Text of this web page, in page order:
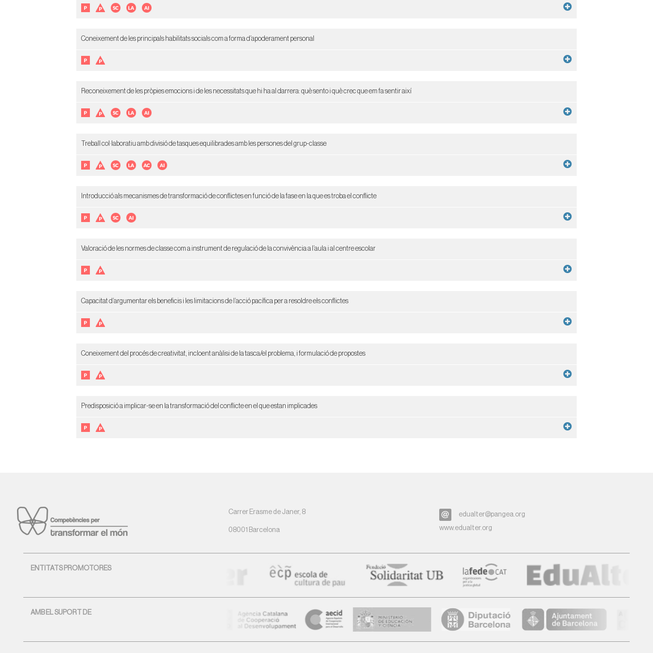
Coneixement de les principals habilitats socials com a forma d’apoderament personal
Reconeixement de les pròpies emocions i de les necessitats que hi ha al darrera: què sento i què crec que em fa sentir així
Treball col·laboratiu amb divisió de tasques equilibrades amb les persones del grup-classe
Introducció als mecanismes de transformació de conflictes en funció de la fase en la que es troba el conflicte
Valoració de les normes de classe com a instrument de regulació de la convivència a l’aula i al centre escolar
Capacitat d’argumentar els beneficis i les limitacions de l’acció pacífica per a resoldre els conflictes
Coneixement del procés de creativitat, incloent anàlisi de la tasca/el problema, i formulació de propostes
Predisposició a implicar-se en la transformació del conflicte en el que estan implicades
Carrer Erasme de Janer, 8
08001 Barcelona
edualter@pangea.org
www.edualter.org
ENTITATS PROMOTORES
AMB EL SUPORT DE